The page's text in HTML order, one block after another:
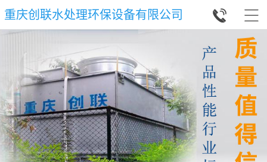
重庆创联水处理环保设备有限公司 
